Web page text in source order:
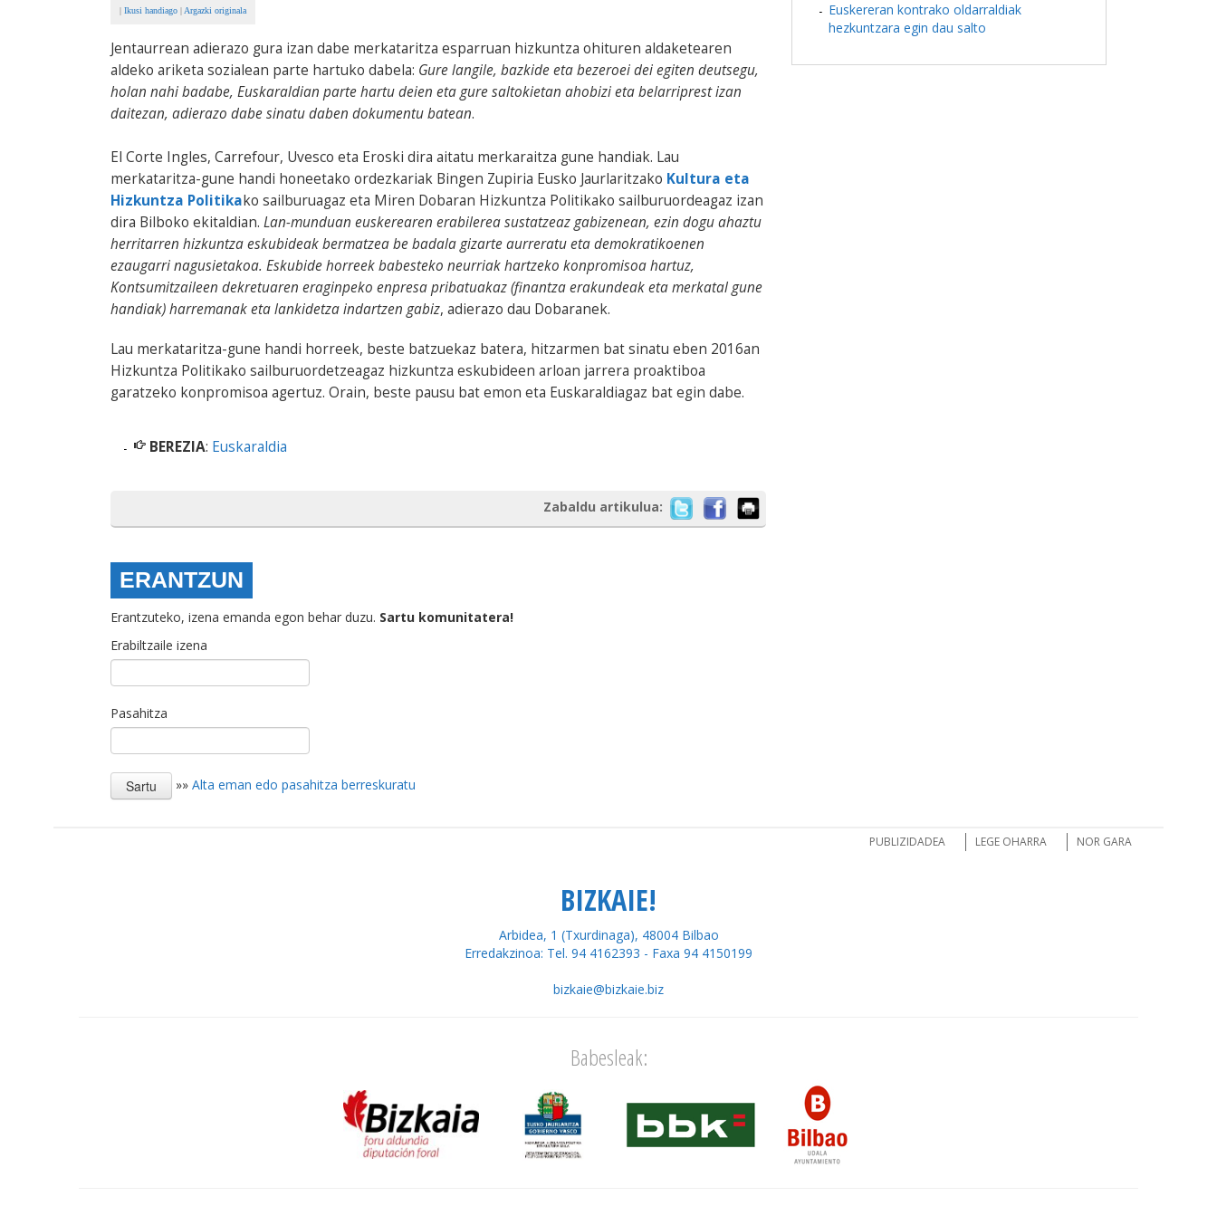
| Ikusi handiago | Argazki originala
Jentaurrean adierazo gura izan dabe merkataritza esparruan hizkuntza ohituren aldaketearen
aldeko ariketa sozialean parte hartuko dabela: Gure langile, bazkide eta bezeroei dei egiten deutsegu,
holan nahi badabe, Euskaraldian parte hartu deien eta gure saltokietan ahobizi eta belarriprest izan
daitezan, adierazo dabe sinatu daben dokumentu batean.
El Corte Ingles, Carrefour, Uvesco eta Eroski dira aitatu merkaraitza gune handiak. Lau
merkataritza-gune handi honeetako ordezkariak Bingen Zupiria Eusko Jaurlaritzako Kultura eta
Hizkuntza Politikako sailburuagaz eta Miren Dobaran Hizkuntza Politikako sailburuordeagaz izan
dira Bilboko ekitaldian. Lan-munduan euskerearen erabilerea sustatzeaz gabizenean, ezin dogu ahaztu
herritarren hizkuntza eskubideak bermatzea be badala gizarte aurreratu eta demokratikoenen
ezaugarri nagusietakoa. Eskubide horreek babesteko neurriak hartzeko konpromisoa hartuz,
Kontsumitzaileen dekretuaren eraginpeko enpresa pribatuakaz (finantza erakundeak eta merkatal gune
handiak) harremanak eta lankidetza indartzen gabiz, adierazo dau Dobaranek.
Lau merkataritza-gune handi horreek, beste batzuekaz batera, hitzarmen bat sinatu eben 2016an
Hizkuntza Politikako sailburuordetzeagaz hizkuntza eskubideen arloan jarrera proaktiboa
garatzeko konpromisoa agertuz. Orain, beste pausu bat emon eta Euskaraldiagaz bat egin dabe.
BEREZIA: Euskaraldia
Zabaldu artikulua:
ERANTZUN
Erantzuteko, izena emanda egon behar duzu. Sartu komunitatera!
Erabiltzaile izena
Pasahitza
»» Alta eman edo pasahitza berreskuratu
Euskereran kontrako oldarraldiak
hezkuntzara egin dau salto
NOR GARA
LEGE OHARRA
PUBLIZIDADEA
BIZKAIE!
Arbidea, 1 (Txurdinaga), 48004 Bilbao
Erredakzinoa: Tel. 94 4162393 - Faxa 94 4150199
bizkaie@bizkaie.biz
Babesleak: